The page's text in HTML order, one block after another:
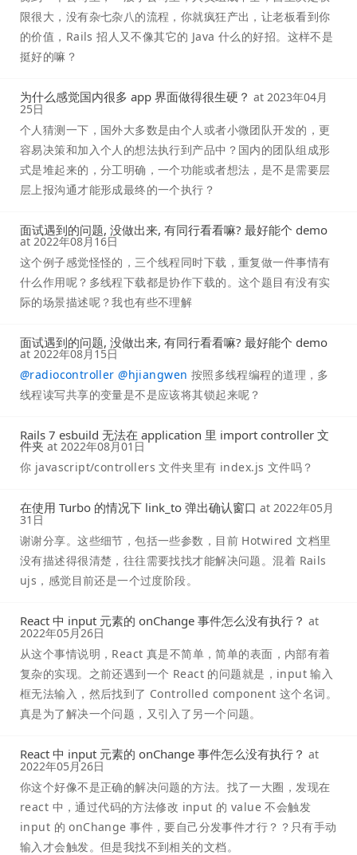
限很大，没有杂七杂八的流程，你就疯狂产出，让老板看到你
的价值，Rails 招人又不像其它的 Java 什么的好招。这样不是
挺好的嘛？
为什么感觉国内很多 app 界面做得很生硬？ at 2023年04月
25日
个人猜测一下，国外大多数是由个人或者小微团队开发的，更
容易决策和加入个人的想法执行到产品中？国内的团队组成形
式是堆起来的，分工明确，一个功能或者想法，是不是需要层
层上报沟通才能形成最终的一个执行？
面试遇到的问题, 没做出来, 有同行看看嘛? 最好能个 demo
at 2022年08月16日
这个例子感觉怪怪的，三个线程同时下载，重复做一件事情有
什么作用呢？多线程下载都是协作下载的。这个题目有没有实
际的场景描述呢？我也有些不理解
面试遇到的问题, 没做出来, 有同行看看嘛? 最好能个 demo
at 2022年08月15日
@radiocontroller @hjiangwen 按照多线程编程的道理，多
线程读写共享的变量是不是应该将其锁起来呢？
Rails 7 esbuild 无法在 application 里 import controller 文
件夹 at 2022年08月01日
你 javascript/controllers 文件夹里有 index.js 文件吗？
在使用 Turbo 的情况下 link_to 弹出确认窗口 at 2022年05月
31日
谢谢分享。这些细节，包括一些参数，目前 Hotwired 文档里
没有描述得很清楚，往往需要找找才能解决问题。混着 Rails
ujs，感觉目前还是一个过度阶段。
React 中 input 元素的 onChange 事件怎么没有执行？ at
2022年05月26日
从这个事情说明，React 真是不简单，简单的表面，内部有着
复杂的实现。之前还遇到一个 React 的问题就是，input 输入
框无法输入，然后找到了 Controlled component 这个名词。
真是为了解决一个问题，又引入了另一个问题。
React 中 input 元素的 onChange 事件怎么没有执行？ at
2022年05月26日
你这个好像不是正确的解决问题的方法。找了一大圈，发现在
react 中，通过代码的方法修改 input 的 value 不会触发
input 的 onChange 事件，要自己分发事件才行？？只有手动
输入才会触发。但是我找不到相关的文档。